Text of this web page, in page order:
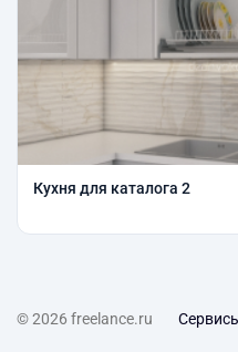
Кухня для каталога 2
© 2026 freelance.ru